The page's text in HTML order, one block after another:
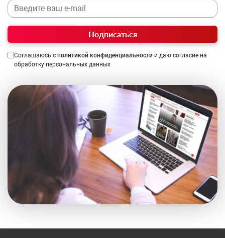
Подписаться
Соглашаюсь с политикой конфиденциальности и даю согласие на
обработку персональных данных